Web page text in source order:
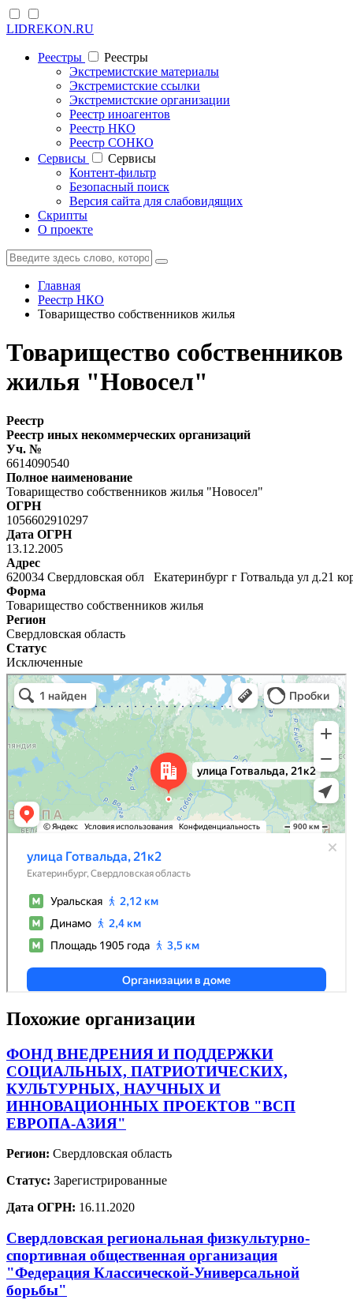
LIDREKON.RU
Реестры
Реестры
Экстремистские материалы
Экстремистские ссылки
Экстремистские организации
Реестр иноагентов
Реестр НКО
Реестр СОНКО
Cервисы
Cервисы
Контент-фильтр
Безопасный поиск
Версия сайта для слабовидящих
Скрипты
О проекте
Главная
Реестр НКО
Товарищество собственников жилья
Товарищество собственников
жилья "Новосел"
Реестр
Реестр иных некоммерческих организаций
Уч. №
6614090540
Полное наименование
Товарищество собственников жилья "Новосел"
ОГРН
1056602910297
Дата ОГРН
13.12.2005
Адрес
620034 Свердловская обл Екатеринбург г Готвальда ул д.21
Форма
Товарищество собственников жилья
Регион
Свердловская область
Статус
Исключенные
Похожие организации
ФОНД ВНЕДРЕНИЯ И ПОДДЕРЖКИ
СОЦИАЛЬНЫХ, ПАТРИОТИЧЕСКИХ,
КУЛЬТУРНЫХ, НАУЧНЫХ И
ИННОВАЦИОННЫХ ПРОЕКТОВ "ВСП
ЕВРОПА-АЗИЯ"
Регион: Свердловская область
Статус: Зарегистрированные
Дата ОГРН: 16.11.2020
Свердловская региональная физкультурно-
спортивная общественная организация
"Федерация Классической-Универсальной
борьбы"